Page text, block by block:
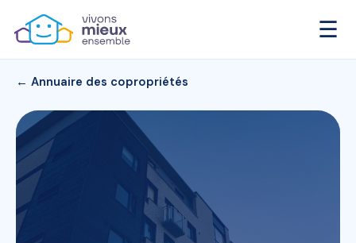
☰
← Annuaire des copropriétés